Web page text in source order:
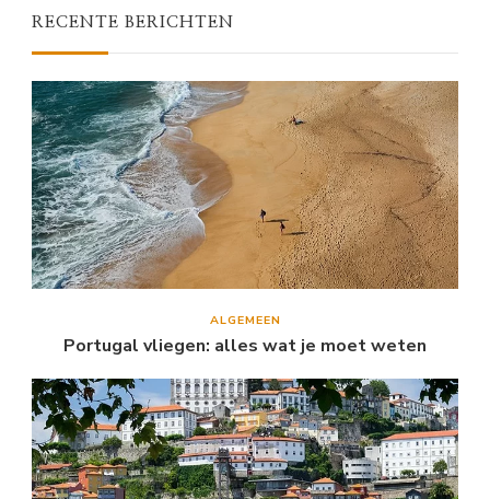
RECENTE BERICHTEN
ALGEMEEN
Portugal vliegen: alles wat je moet weten